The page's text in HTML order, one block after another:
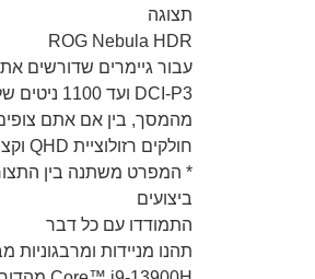
תצוגה
ROG Nebula HDR
חולקים רזולוציית QHD וקצב רענון של 240Hz, וכל הדגמים חולקים יחס מסך לגוף מדהים של 92%.
* המפרט משתנה בין
ביצועים
התמודדו עם כל דבר